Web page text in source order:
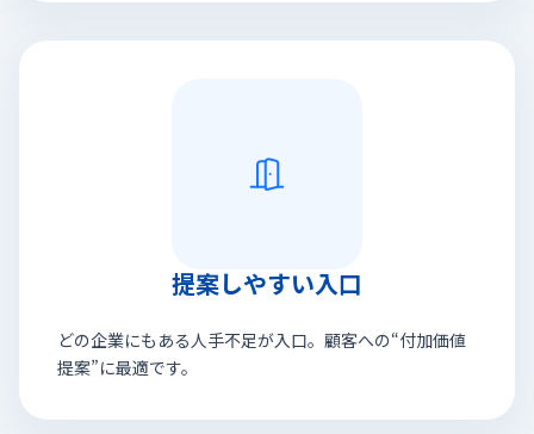
提案しやすい入口
どの企業にもある人手不足が入口。顧客への“付加価値
提案”に最適です。